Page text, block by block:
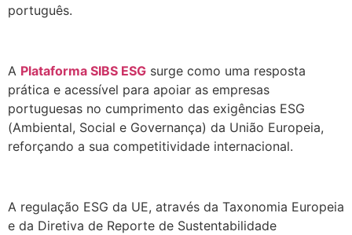
português.
A Plataforma SIBS ESG surge como uma resposta
prática e acessível para apoiar as empresas
portuguesas no cumprimento das exigências ESG
(Ambiental, Social e Governança) da União Europeia,
reforçando a sua competitividade internacional.
A regulação ESG da UE, através da Taxonomia Europeia
e da Diretiva de Reporte de Sustentabilidade